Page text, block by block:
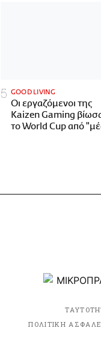
GOOD LIVING
Οι εργαζόμενοι της
Kaizen Gaming
το World Cup από
ΠΟΛΙΤΙΚΗ